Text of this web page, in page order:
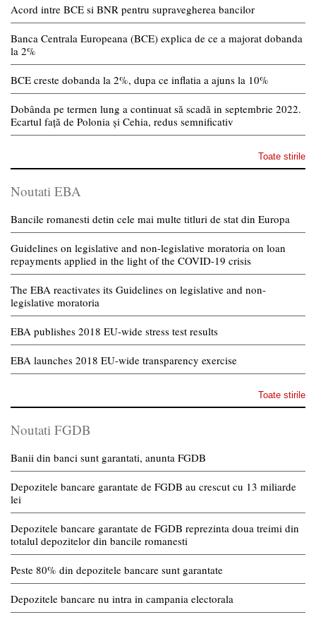
Acord intre BCE si BNR pentru supravegherea bancilor
Banca Centrala Europeana (BCE) explica de ce a majorat dobanda
la 2%
BCE creste dobanda la 2%, dupa ce inflatia a ajuns la 10%
Dobânda pe termen lung a continuat să scadă in septembrie 2022.
Ecartul față de Polonia și Cehia, redus semnificativ
Toate stirile
Noutati EBA
Bancile romanesti detin cele mai multe titluri de stat din Europa
Guidelines on legislative and non-legislative moratoria on loan
repayments applied in the light of the COVID-19 crisis
The EBA reactivates its Guidelines on legislative and non-
legislative moratoria
EBA publishes 2018 EU-wide stress test results
EBA launches 2018 EU-wide transparency exercise
Toate stirile
Noutati FGDB
Banii din banci sunt garantati, anunta FGDB
Depozitele bancare garantate de FGDB au crescut cu 13 miliarde
lei
Depozitele bancare garantate de FGDB reprezinta doua treimi din
totalul depozitelor din bancile romanesti
Peste 80% din depozitele bancare sunt garantate
Depozitele bancare nu intra in campania electorala